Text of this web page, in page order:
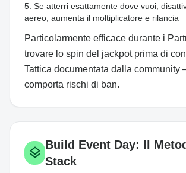
Se atterri esattamente dove vuoi,
aereo, aumenta il moltiplicatore e rilancia
Particolarmente efficace durante i
trovare lo spin del jackpot prima di
Tattica documentata dalla community
comporta rischi di ban.
layers Build Event Day: Il
Stack